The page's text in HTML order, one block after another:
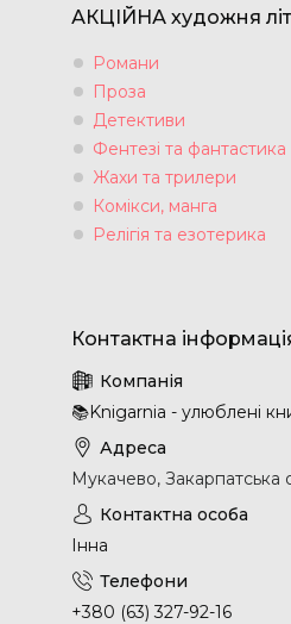
АКЦІЙНА художня
Романи
Проза
Детективи
Фентезі та фантастика
Жахи та трилери
Комікси, манга
Релігія та езотерика
📚Knigarnia - улюблені
Мукачево, Закарпатська
Інна
+380 (63) 327-92-16